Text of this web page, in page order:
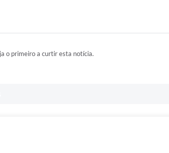
o primeiro a curtir esta notícia.